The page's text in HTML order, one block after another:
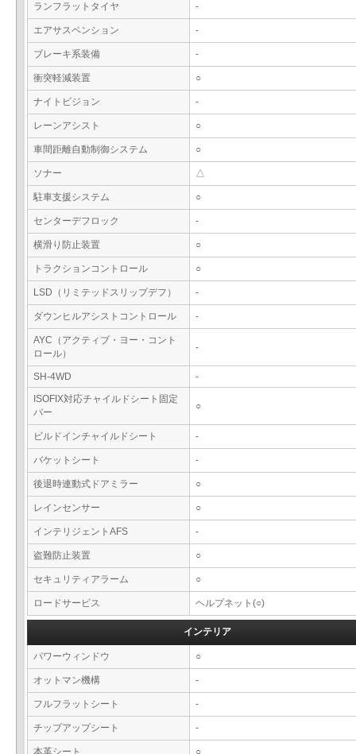
ランフラットタイヤ -
エアサスペンション -
ブレーキ系装備 -
衝突軽減装置 ○
ナイトビジョン -
レーンアシスト ○
車間距離自動制御システム ○
ソナー △
駐車支援システム ○
センターデフロック -
横滑り防止装置 ○
トラクションコントロール ○
LSD（リミテッドスリップデフ） -
ダウンヒルアシストコントロール -
AYC（アクティブ・ヨー・コント
ロール）
-
SH-4WD
-
ISOFIX対応チャイルドシート固定
バー
○
ビルドインチャイルドシート -
バケットシート -
後退時連動式ドアミラー ○
レインセンサー ○
インテリジェントAFS -
盗難防止装置 ○
セキュリティアラーム ○
ロードサービス ヘルプネット(○)
インテリア
パワーウィンドウ ○
オットマン機構 -
フルフラットシート -
チップアップシート -
本革シート ○